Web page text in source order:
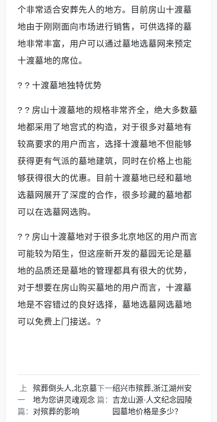
个非常适合安葬先人的地方。目前房山十渡墓
地由于刚刚面向市场进行销售，可供选择的墓
地非常丰富，用户可以通过墓地选墓网来预定
十渡墓地的席位。
? ? 十渡墓地独特优势
? ? 房山十渡墓地的规格非常齐全，绝大多数墓
地都采用了地宫式的构造，对于很多对墓地有
较高要求的用户而言，选择十渡墓地不但能够
获得更有气派的墓地建筑，同时在价格上也能
够获得很大的优惠。目前十渡墓地已经和墓地
选墓网展开了深度的合作，很多珍藏的墓地都
可以在选墓网选购。
? ? 房山十渡墓地对于很多北京地区的用户而言
可能较为陌生，但这座新开发的墓园无论是墓
地的品质还是墓地的管理都具有很大的优势，
对于想要在房山购买墓地的用户而言，十渡墓
地是不容错过的良好选择，墓地选墓网选墓地
可以免费上门接送。?
上
一
篇：
殡葬倒头人,北京墓
地为您讲灵魂观念
对殡葬的影响
下一
篇：
绍兴市殡葬,浙江湖州安
吉龙山源·人文纪念园陵
园墓地价格是多少？